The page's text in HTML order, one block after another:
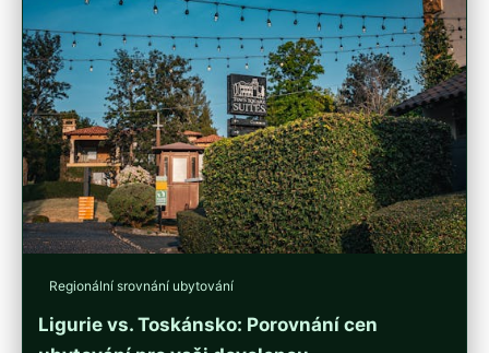
Regionální srovnání ubytování
Ligurie vs. Toskánsko: Porovnání cen